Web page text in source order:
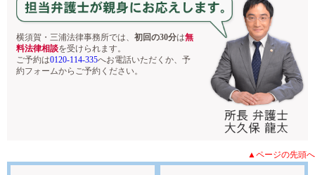
横須賀・三浦法律事務所では、 初回の30分は無
料法律相談を受けられます。
ご予約は0120-114-335へお電話いただくか、予
約フォームからご予約ください。
▲ページの先頭へ